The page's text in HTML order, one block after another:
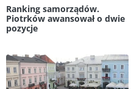
Ranking samorządów.
Piotrków awansował o dwie
pozycje